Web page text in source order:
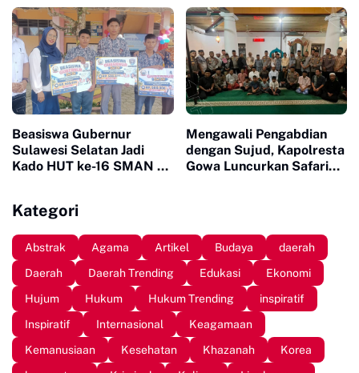
Baru di Kawasan
Transmigrasi
Beasiswa Gubernur
Sulawesi Selatan Jadi
Kado HUT ke-16 SMAN 10
Mengawali Pengabdian
dengan Sujud, Kapolresta
Gowa Luncurkan Safari
Kategori
Abstrak Agama Artikel Budaya
daerah
Daerah
Daerah Trending Edukasi
Ekonomi
Hujum
Hukum Hukum Trending
inspiratif
Inspiratif
Internasional
Keagamaan
Kemanusiaan
Kesehatan Khazanah
Korea